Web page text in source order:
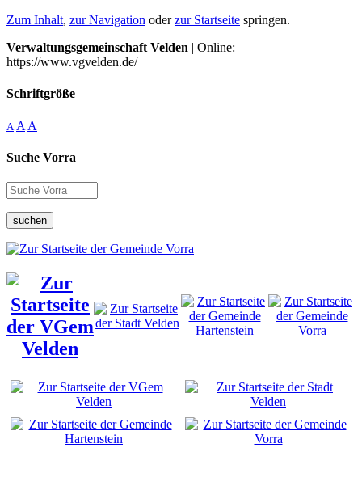
Zum Inhalt, zur Navigation oderzur Startseite springen.
Verwaltungsgemeinschaft Velden | Online:
https://www.vgvelden.de/
Schriftgröße
A A A
Suche Vorra
suchen